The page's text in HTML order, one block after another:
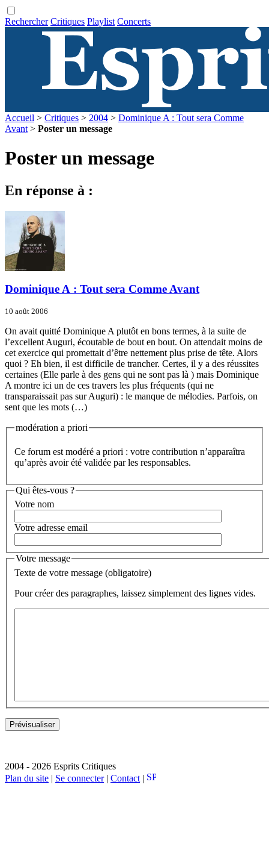
Rechercher Critiques Playlist Concerts
Accueil > Critiques > 2004 > Dominique A : Tout sera Comme
Avant > Poster un message
Poster un message
En réponse à :
Dominique A : Tout sera Comme Avant
10 août 2006
On avait quitté Dominique A plutôt en bons termes, à la suite de
l’excellent Auguri, écoutable de bout en bout. On attendait moins de
cet exercice qui promettait d’être nettement plus prise de tête. Alors
quoi ? Eh bien, il est difficile de trancher. Certes, il y a des réussites
certaines (Elle parle à des gens qui ne sont pas là ) mais Dominique
A montre ici un de ces travers les plus fréquents (qui ne
transparaissait pas sur Auguri) : le manque de mélodies. Parfois, on
sent que les mots (…)
modération a priori
Ce forum est modéré a priori : votre contribution n’apparaîtra
qu’après avoir été validée par les responsables.
Qui êtes-vous ?
Votre nom
Votre adresse email
Votre message
Texte de votre message (obligatoire)
Pour créer des paragraphes, laissez simplement des lignes vides.
2004 - 2026 Esprits Critiques
Plan du site | Se connecter| Contact |